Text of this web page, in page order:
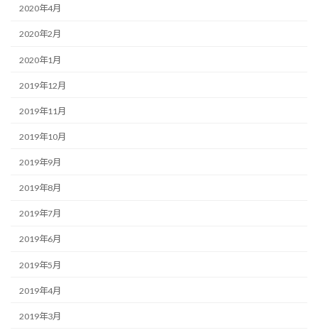
2020年4月
2020年2月
2020年1月
2019年12月
2019年11月
2019年10月
2019年9月
2019年8月
2019年7月
2019年6月
2019年5月
2019年4月
2019年3月